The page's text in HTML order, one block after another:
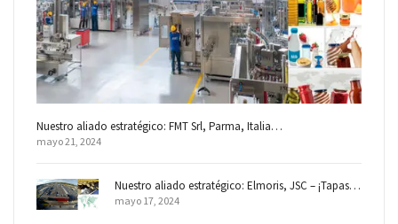
Nuestro aliado estratégico: FMT Srl, Parma, Italia…
mayo 21, 2024
Nuestro aliado estratégico: Elmoris, JSC – ¡Tapas…
mayo 17, 2024